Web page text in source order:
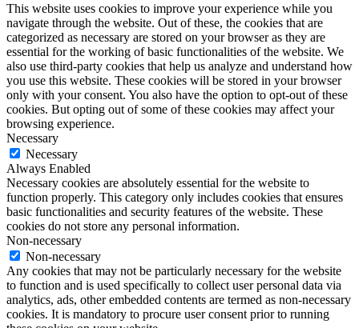
This website uses cookies to improve your experience while you
navigate through the website. Out of these, the cookies that are
categorized as necessary are stored on your browser as they are
essential for the working of basic functionalities of the website. We
also use third-party cookies that help us analyze and understand how
you use this website. These cookies will be stored in your browser
only with your consent. You also have the option to opt-out of these
cookies. But opting out of some of these cookies may affect your
browsing experience.
Necessary
Necessary
Always Enabled
Necessary cookies are absolutely essential for the website to
function properly. This category only includes cookies that ensures
basic functionalities and security features of the website. These
cookies do not store any personal information.
Non-necessary
Non-necessary
Any cookies that may not be particularly necessary for the website
to function and is used specifically to collect user personal data via
analytics, ads, other embedded contents are termed as non-necessary
cookies. It is mandatory to procure user consent prior to running